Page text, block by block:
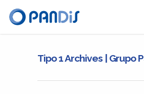
Tipo 1 Archives | Grupo